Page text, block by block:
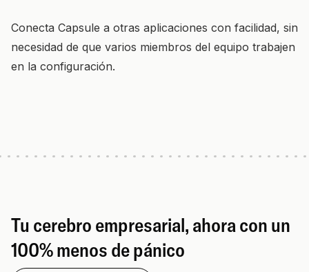
Conecta Capsule a otras aplicaciones con facilidad, sin
necesidad de que varios miembros del equipo trabajen
en la configuración.
Tu cerebro empresarial, ahora con un
100% menos de pánico